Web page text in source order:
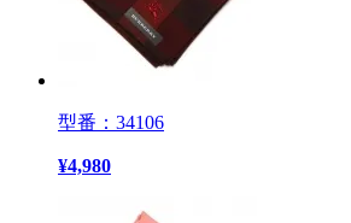
型番：34106
¥4,980